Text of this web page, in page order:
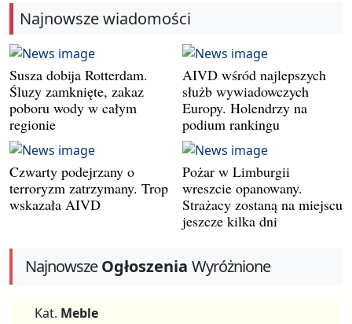
Najnowsze wiadomości
Susza dobija Rotterdam.
Śluzy zamknięte, zakaz
poboru wody w całym
regionie
AIVD wśród najlepszych
służb wywiadowczych
Europy. Holendrzy na
podium rankingu
Czwarty podejrzany o
terroryzm zatrzymany. Trop
wskazała AIVD
Pożar w Limburgii
wreszcie opanowany.
Strażacy zostaną na miejscu
jeszcze kilka dni
NajnowszeOgłoszenia Wyróżnione
Kat. Meble